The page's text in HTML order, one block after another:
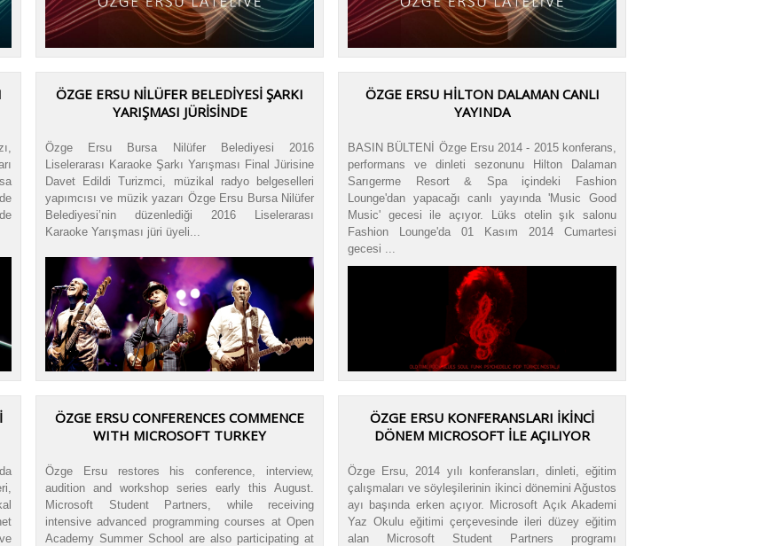
ÖZGE ERSU NİLÜFER BELEDİYESİ ŞARKI
YARIŞMASI JÜRİSİNDE
Özge Ersu Bursa Nilüfer Belediyesi 2016
Liselerarası Karaoke Şarkı Yarışması Final Jürisine
Davet Edildi Turizmci, müzikal radyo belgeselleri
yapımcısı ve müzik yazarı Özge Ersu Bursa Nilüfer
Belediyesi’nin düzenlediği 2016 Liselerarası
Karaoke Yarışması jüri üyeli...
ÖZGE ERSU HİLTON DALAMAN CANLI
YAYINDA
BASIN BÜLTENİ Özge Ersu 2014 - 2015 konferans,
performans ve dinleti sezonunu Hilton Dalaman
Sarıgerme Resort & Spa içindeki Fashion
Lounge'dan yapacağı canlı yayında 'Music Good
Music' gecesi ile açıyor. Lüks otelin şık salonu
Fashion Lounge'da 01 Kasım 2014 Cumartesi
gecesi ...
ÖZGE ERSU CONFERENCES COMMENCE
WITH MICROSOFT TURKEY
Özge Ersu restores his conference, interview,
audition and workshop series early this August.
Microsoft Student Partners, while receiving
intensive advanced programming courses at Open
Academy Summer School are also participating at
ÖZGE ERSU KONFERANSLARI İKİNCİ
DÖNEM MICROSOFT İLE AÇILIYOR
Özge Ersu, 2014 yılı konferansları, dinleti, eğitim
çalışmaları ve söyleşilerinin ikinci dönemini Ağustos
ayı başında erken açıyor. Microsoft Açık Akademi
Yaz Okulu eğitimi çerçevesinde ileri düzey eğitim
alan Microsoft Student Partners programı